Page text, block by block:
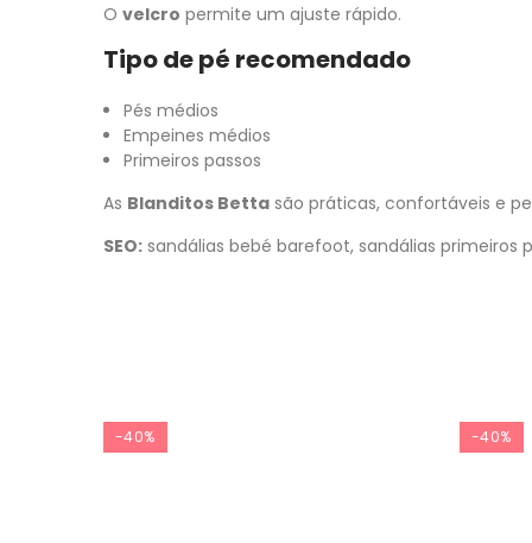
O velcro permite um ajuste rápido.
Tipo de pé recomendado
Pés médios
Empeines médios
Primeiros passos
As Blanditos Betta são práticas, confortáveis e
SEO: sandálias bebé barefoot, sandálias primeiros
-40% -40%